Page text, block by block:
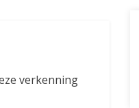
verkenning